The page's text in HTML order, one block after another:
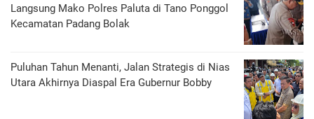
Langsung Mako Polres Paluta di Tano Ponggol
Kecamatan Padang Bolak
Puluhan Tahun Menanti, Jalan Strategis di Nias
Utara Akhirnya Diaspal Era Gubernur Bobby